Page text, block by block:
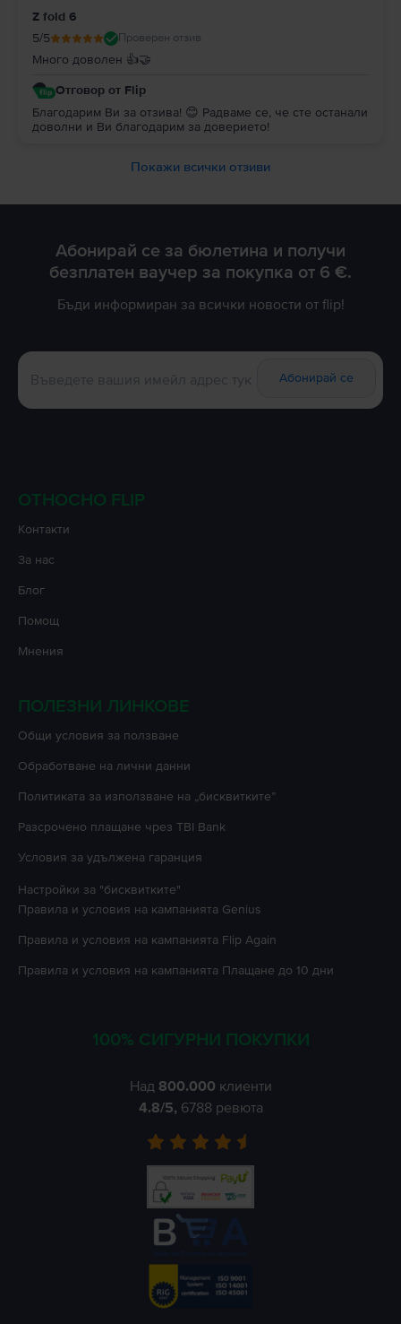
Z fold 6
5/5 Проверен отзив
Много доволен 👍🤝
Отговор от Flip
Благодарим Ви за отзива! 😊 Радваме се, че сте останали
доволни и Ви благодарим за доверието!
Покажи всички отзиви
Абонирай се за бюлетина и получи
безплатен ваучер за покупка от 6 €.
Бъди информиран за всички новости от flip!
Абонирай се
ОТНОСНО FLIP
Контакти
За нас
Блог
Помощ
Мнения
ПОЛЕЗНИ ЛИНКОВЕ
Oбщи условия за ползване
Oбработване на лични данни
Политиката за използване на „бисквитките”
Разсрочено плащане чрез TBI Bank
Условия за удължена гаранция
Настройки за "бисквитките"
Правила и условия на кампанията Genius
Правила и условия на кампанията Flip Again
Правила и условия на кампанията Плащане до 10 дни
100% СИГУРНИ ПОКУПКИ
Над 800.000 клиенти
4.8/5, 6788 ревюта